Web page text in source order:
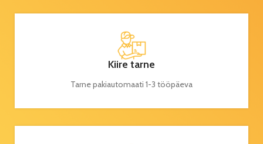
Kiire tarne
Tarne pakiautomaati 1-3 tööpäeva